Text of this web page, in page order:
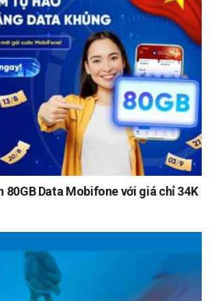
80GB Data Mobifone với giá chỉ 34K